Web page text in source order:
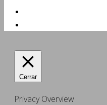
Cerrar
Privacy Overview